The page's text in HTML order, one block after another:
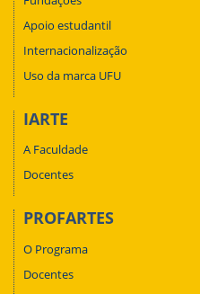
Apoio estudantil
Internacionalização
Uso da marca UFU
IARTE
A Faculdade
Docentes
PROFARTES
O Programa
Docentes